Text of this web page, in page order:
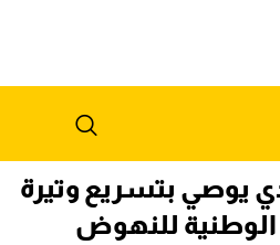
يوصي بتسريع وتيرة
للنهوض